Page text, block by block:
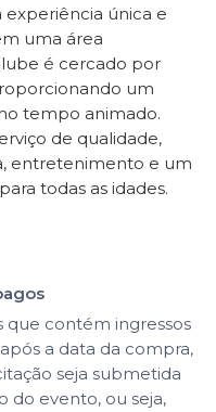
única e
uma área
é cercado por
um
tempo animado.
de qualidade,
entretenimento e um
todas as idades.
que contém ingressos
a data da compra,
seja submetida
do evento, ou seja,